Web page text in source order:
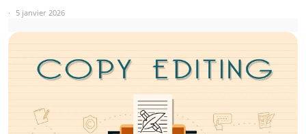
5 janvier 2026